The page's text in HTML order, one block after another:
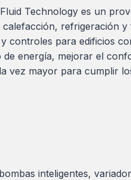
Technology es un
calefacción, refrigeración
controles para edificios
de energía, mejorar el
vez mayor para cumplir
inteligentes,